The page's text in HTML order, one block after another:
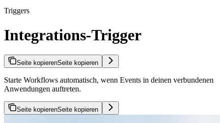
Triggers
Integrations-Trigger
Seite kopierenSeite kopieren
Starte Workflows automatisch, wenn Events in deinen verbundenen
Anwendungen auftreten.
Seite kopierenSeite kopieren